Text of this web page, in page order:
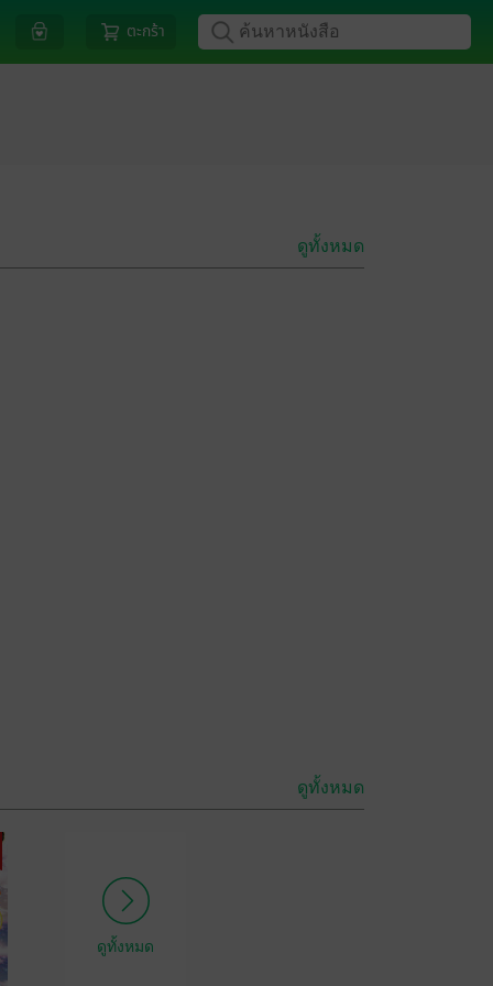
ตะกร้า
ดูทั้งหมด
ดูทั้งหมด
ดูทั้งหมด